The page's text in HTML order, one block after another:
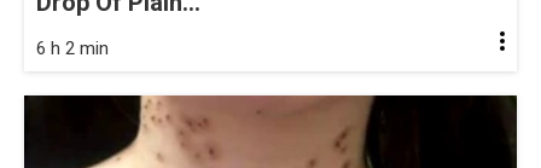
6 h 2 min